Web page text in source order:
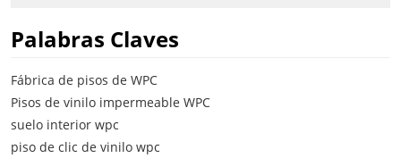
Palabras Claves
Fábrica de pisos de WPC
Pisos de vinilo impermeable WPC
suelo interior wpc
piso de clic de vinilo wpc